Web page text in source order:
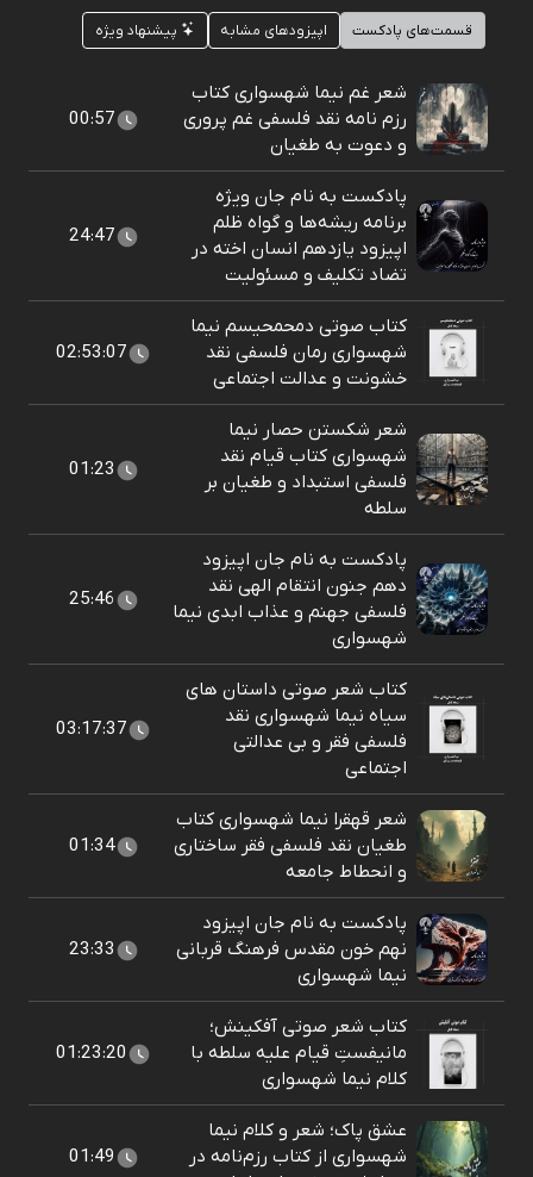
قسمت‌های پادکست اپیزودهای مشابه پیشنهاد ویژه
شعر غم نیما شهسواری کتاب
رزم نامه نقد فلسفی غم پروری
و دعوت به طغیان
00:57
پادکست به نام جان ویژه
برنامه ریشه‌ها و گواه ظلم
اپیزود یازدهم انسان اخته در
تضاد تکلیف و مسئولیت
24:47
کتاب صوتی دمحمحیسم نیما
شهسواری رمان فلسفی نقد
خشونت و عدالت اجتماعی
02:53:07
شعر شکستن حصار نیما
شهسواری کتاب قیام نقد
فلسفی استبداد و طغیان بر
سلطه
01:23
پادکست به نام جان اپیزود
دهم جنون انتقام الهی نقد
فلسفی جهنم و عذاب ابدی نیما
شهسواری
25:46
کتاب شعر صوتی داستان های
سیاه نیما شهسواری نقد
فلسفی فقر و بی عدالتی
اجتماعی
03:17:37
شعر قهقرا نیما شهسواری کتاب
طغیان نقد فلسفی فقر ساختاری
و انحطاط جامعه
01:34
پادکست به نام جان اپیزود
نهم خون مقدس فرهنگ قربانی
نیما شهسواری
23:33
کتاب شعر صوتی آفکینش؛
مانیفستِ قیام علیه سلطه با
کلام نیما شهسواری
01:23:20
عشق پاک؛ شعر و کلام نیما
شهسواری از کتاب رزم‌نامه در
01:49